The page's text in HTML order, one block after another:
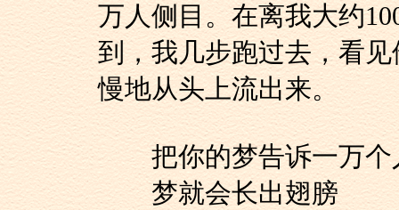
万人侧目。在离我大约
到，我几步跑过去，看
慢地从头上流出来。
把你的梦告诉一万个
梦就会长出翅膀